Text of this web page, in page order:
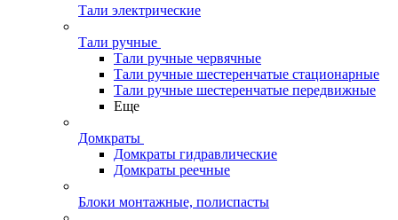
Тали электрические
Тали ручные
Тали ручные червячные
Тали ручные шестеренчатые стационарные
Тали ручные шестеренчатые передвижные
Еще
Домкраты
Домкраты гидравлические
Домкраты реечные
Блоки монтажные, полиспасты